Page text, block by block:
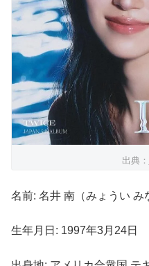
出典：
名前: 名井 南（みょうい み
生年月日: 1997年3月24日